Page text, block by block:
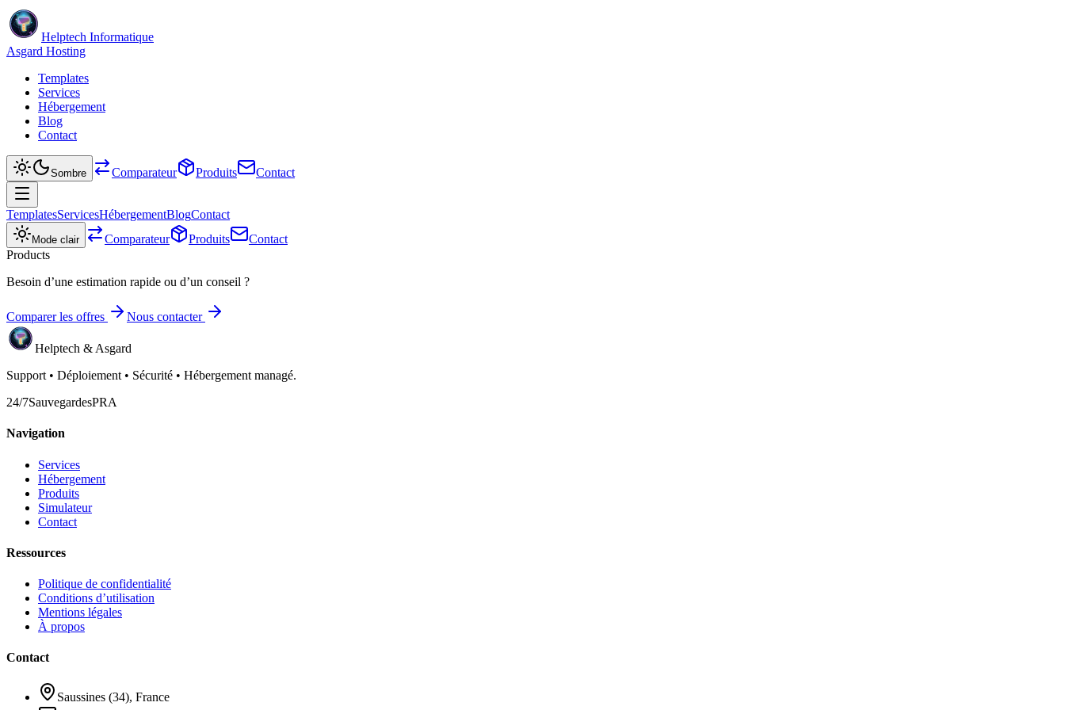
Helptech Informatique
Asgard Hosting
Templates
Services
Hébergement
Blog
Contact
Sombre Comparateur Produits Contact
TemplatesServicesHébergementBlogContact
Mode clair Comparateur Produits
Contact
Products
Besoin d’une estimation rapide ou d’un conseil ?
Comparer les offres Nous contacter
Helptech & Asgard
Support • Déploiement • Sécurité • Hébergement managé.
24/7SauvegardesPRA
Navigation
Services
Hébergement
Produits
Simulateur
Contact
Ressources
Politique de confidentialité
Conditions d’utilisation
Mentions légales
À propos
Contact
Saussines (34), France